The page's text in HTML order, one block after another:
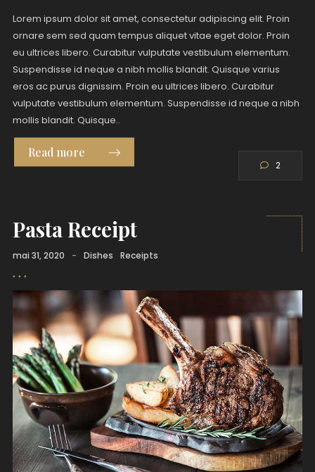
Lorem ipsum dolor sit amet, consectetur adipiscing elit. Proin
ornare sem sed quam tempus aliquet vitae eget dolor. Proin
eu ultrices libero. Curabitur vulputate vestibulum elementum.
Suspendisse id neque a nibh mollis blandit. Quisque varius
eros ac purus dignissim. Proin eu ultrices libero. Curabitur
vulputate vestibulum elementum. Suspendisse id neque a nibh
mollis blandit. Quisque..
Read more
2
Pasta Receipt
mai 31, 2020 - Dishes Receipts